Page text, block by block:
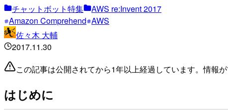
チャットボット特集
AWS re:Invent 2017
Amazon Comprehend AWS
佐々木 大輔
2017.11.30
この記事は公開されてから1年以上経過しています。情報
はじめに